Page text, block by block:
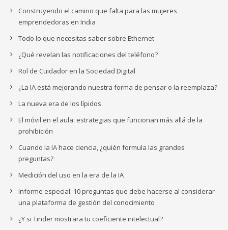
Construyendo el camino que falta para las mujeres
emprendedoras en India
Todo lo que necesitas saber sobre Ethernet
¿Qué revelan las notificaciones del teléfono?
Rol de Cuidador en la Sociedad Digital
¿La IA está mejorando nuestra forma de pensar o la reemplaza?
La nueva era de los lípidos
El móvil en el aula: estrategias que funcionan más allá de la
prohibición
Cuando la IA hace ciencia, ¿quién formula las grandes
preguntas?
Medición del uso en la era de la IA
Informe especial: 10 preguntas que debe hacerse al considerar
una plataforma de gestión del conocimiento
¿Y si Tinder mostrara tu coeficiente intelectual?